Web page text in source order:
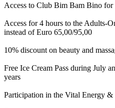
Access to Club Bim Bam Bino for
Access for 4 hours to the Adults-
instead of Euro 65,00/95,00
10% discount on beauty and
Free Ice Cream Pass during July
years
Participation in the Vital Energy &